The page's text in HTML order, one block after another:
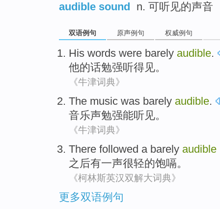
audible sound
n. 可听见的声音
双语例句 原声例句 权威例句
His words were barely audible.
他的话勉强听得见。
《牛津词典》
The music was barely audible.
音乐声勉强能听见。
《牛津词典》
There followed a barely audible
之后有一声很轻的饱嗝。
《柯林斯英汉双解大词典》
更多双语例句